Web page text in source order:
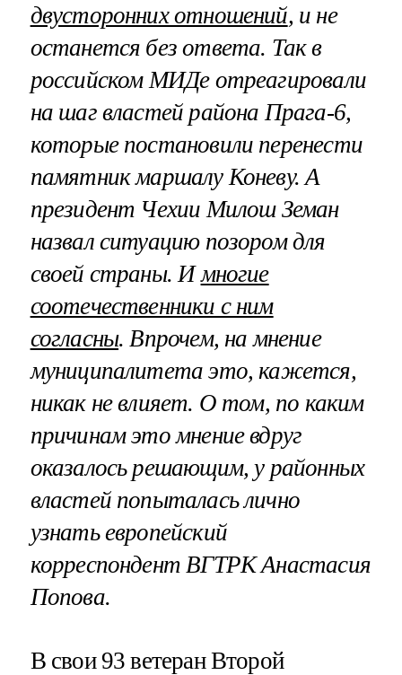
двусторонних отношений, и не
останется без ответа. Так в
российском МИДе отреагировали
на шаг властей района Прага-6,
которые постановили перенести
памятник маршалу Коневу. А
президент Чехии Милош Земан
назвал ситуацию позором для
своей страны. Имногие
соотечественники с ним
согласны. Впрочем, на мнение
муниципалитета это, кажется,
никак не влияет. О том, по каким
причинам это мнение вдруг
оказалось решающим, у районных
властей попыталась лично
узнать европейский
корреспондент ВГТРК Анастасия
Попова.
В свои 93 ветеран Второй